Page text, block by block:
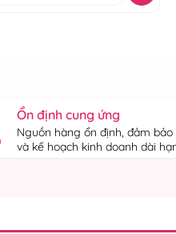
Ổn định cung ứng
Nguồn hàng ổn định, đảm
và kế hoạch kinh doanh dài